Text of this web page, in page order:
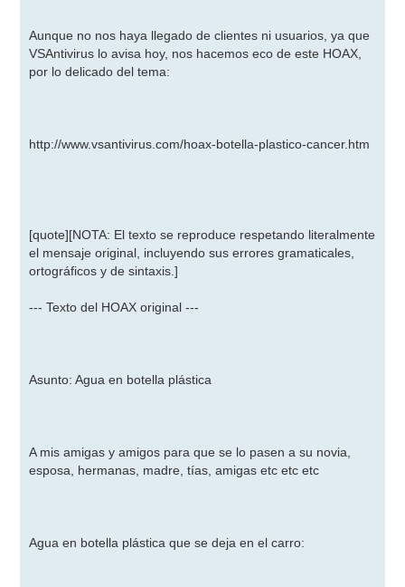
Aunque no nos haya llegado de clientes ni usuarios, ya que
VSAntivirus lo avisa hoy, nos hacemos eco de este HOAX,
por lo delicado del tema:
http://www.vsantivirus.com/hoax-botella-plastico-cancer.htm
[quote][NOTA: El texto se reproduce respetando literalmente
el mensaje original, incluyendo sus errores gramaticales,
ortográficos y de sintaxis.]
--- Texto del HOAX original ---
Asunto: Agua en botella plástica
A mis amigas y amigos para que se lo pasen a su novia,
esposa, hermanas, madre, tías, amigas etc etc etc
Agua en botella plástica que se deja en el carro: